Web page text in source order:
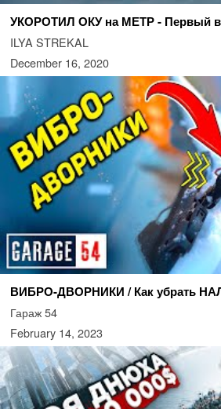
УКОРОТИЛ ОКУ на МЕТР - Первый
ILYA STREKAL
December 16, 2020
ВИБРО-ДВОРНИКИ / Как убрать
Гараж 54
February 14, 2023